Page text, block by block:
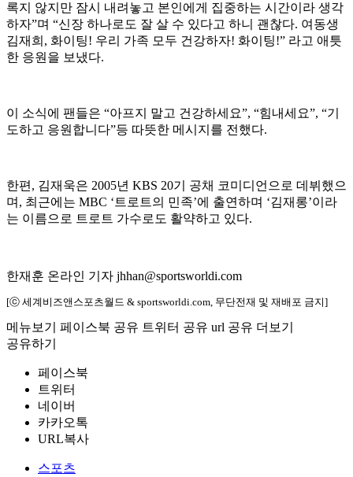
록지 않지만 잠시 내려놓고 본인에게 집중하는 시간이라 생각
하자”며 “신장 하나로도 잘 살 수 있다고 하니 괜찮다. 여동생
김재희, 화이팅! 우리 가족 모두 건강하자! 화이팅!” 라고 애틋
한 응원을 보냈다.
이 소식에 팬들은 “아프지 말고 건강하세요”, “힘내세요”, “기
도하고 응원합니다”등 따뜻한 메시지를 전했다.
한편, 김재욱은 2005년 KBS 20기 공채 코미디언으로 데뷔했으
며, 최근에는 MBC ‘트로트의 민족’에 출연하며 ‘김재롱’이라
는 이름으로 트로트 가수로도 활약하고 있다.
한재훈 온라인 기자 jhhan@sportsworldi.com
[ⓒ 세계비즈앤스포츠월드 & sportsworldi.com, 무단전재 및 재배포 금지]
메뉴보기 페이스북 공유 트위터 공유 url 공유 더보기
공유하기
페이스북
트위터
네이버
카카오톡
URL복사
스포츠